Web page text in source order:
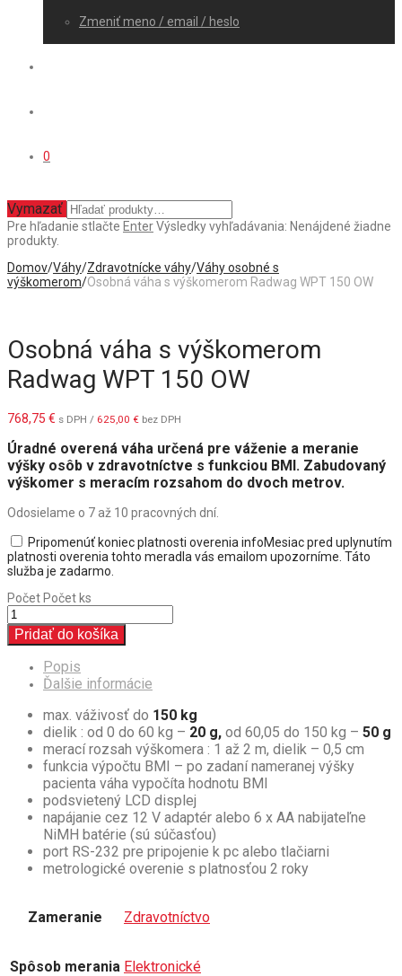
Zmeniť meno / email / heslo
0
Vymazať
Pre hľadanie stlačte EnterVýsledky vyhľadávania: Nenájdené žiadne
produkty.
Domov/Váhy/Zdravotnícke váhy/Váhy osobné s
výškomerom/Osobná váha s výškomerom Radwag WPT 150 OW
Osobná váha s výškomerom
Radwag WPT 150 OW
768,75 € s DPH / 625,00 € bez DPH
Úradné overená váha určená pre váženie a meranie
výšky osôb v zdravotníctve s funkciou BMI. Zabudovaný
výškomer s meracím rozsahom do dvoch metrov.
Odosielame o 7 až 10 pracovných dní.
Pripomenúť koniec platnosti overenia infoMesiac pred uplynutím
platnosti overenia tohto meradla vás emailom upozorníme. Táto
služba je zadarmo.
PočetPočet ks
Pridať do košíka
Popis
Ďalšie informácie
max. váživosť do 150 kg
dielik : od 0 do 60 kg – 20 g, od 60,05 do 150 kg – 50 g
merací rozsah výškomera : 1 až 2 m, dielik – 0,5 cm
funkcia výpočtu BMI – po zadaní nameranej výšky
pacienta váha vypočíta hodnotu BMI
podsvietený LCD displej
napájanie cez 12 V adaptér alebo 6 x AA nabijateľne
NiMH batérie (sú súčasťou)
port RS-232 pre pripojenie k pc alebo tlačiarni
metrologické overenie s platnosťou 2 roky
Zameranie Zdravotníctvo
Spôsob merania Elektronické